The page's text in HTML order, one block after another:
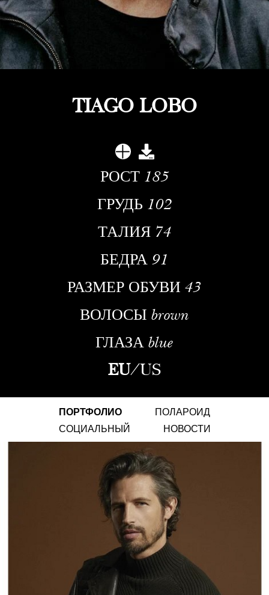
TIAGO LOBO
РОСТ 185
ГРУДЬ 102
ТАЛИЯ 74
БЕДРА 91
РАЗМЕР ОБУВИ 43
ВОЛОСЫ brown
ГЛАЗА blue
EU/US
ПОРТФОЛИО
ПОЛАРОИД
СОЦИАЛЬНЫЙ
НОВОСТИ